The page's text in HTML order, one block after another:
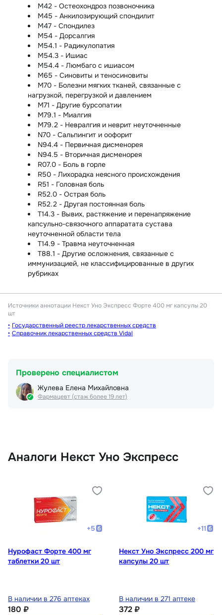
M42 - Остеохондроз позвоночника
M45 - Анкилозирующий спондилит
M47 - Спондилез
M54 - Дорсалгия
M54.1 - Радикулопатия
M54.3 - Ишиас
M54.4 - Люмбаго с ишиасом
M65 - Синовиты и теносиновиты
M70 - Болезни мягких тканей, связанные с
нагрузкой, перегрузкой и давлением
M71 - Другие бурсопатии
M79.1 - Миалгия
M79.2 - Невралгия и неврит неуточненные
N70 - Сальпингит и оофорит
N94.4 - Первичная дисменорея
N94.5 - Вторичная дисменорея
R07.0 - Боль в горле
R50 - Лихорадка неясного происхождения
R51 - Головная боль
R52.0 - Острая боль
R52.2 - Другая постоянная боль
T14.3 - Вывих, растяжение и перенапряжение
капсульно-связочного аппаратата сустава
неуточненной области тела
T14.9 - Травма неуточненная
T88.1 - Другие осложнения, связанные с
иммунизацией, не классифицированные в других
рубриках
Источники аннотации Некст Уно Экспресс Форте 400 мг капсулы 20
шт
Государственный реестр лекарственных средств
Справочник лекарственных средств Vidal
Проверено специалистом
Жулева Елена Михайловна
Фармацевт (стаж более 19 лет)
Аналоги Некст Уно Экспресс
+5
Нурофаст Форте 400 мг
таблетки 20 шт
В наличии в 276 аптеках
180 ₽
+11
Некст Уно Экспресс 200 мг
капсулы 20 шт
В наличии в 271 аптеке
372 ₽